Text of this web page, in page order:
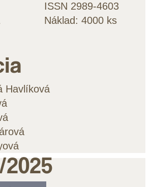
ISSN 2989-4603
Náklad: 4000 ks
Havlíková